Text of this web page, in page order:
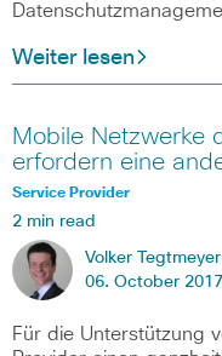
Weiter lesen
Mobile Netzwerke
erfordern eine
Service Provider
2 min read
Volker Tegtmeyer
06. October
Für die Unterstützung